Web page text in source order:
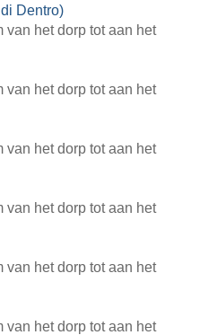
Dentro)
van het dorp tot aan het
van het dorp tot aan het
van het dorp tot aan het
van het dorp tot aan het
van het dorp tot aan het
van het dorp tot aan het